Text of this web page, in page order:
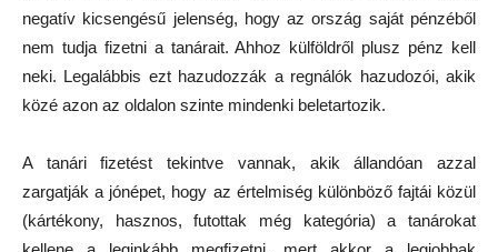
negatív kicsengésű jelenség, hogy az ország saját pénzéből
nem tudja fizetni a tanárait. Ahhoz külföldről plusz pénz kell
neki. Legalábbis ezt hazudozzák a regnálók hazudozói, akik
közé azon az oldalon szinte mindenki beletartozik.
A tanári fizetést tekintve vannak, akik állandóan azzal
zargatják a jónépet, hogy az értelmiség különböző fajtái közül
(kártékony, hasznos, futottak még kategória) a tanárokat